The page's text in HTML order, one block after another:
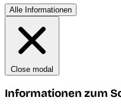
Alle Informationen
Close modal
Informationen zum